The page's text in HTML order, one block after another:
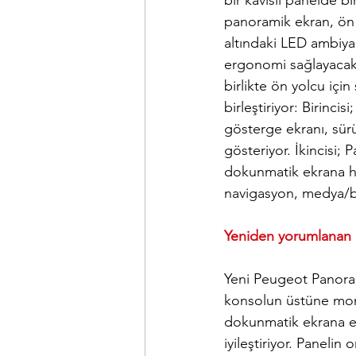
panoramik ekran,
altındaki LED
ergonomi
birlikte ön yolcu için
birleştiriyor:
gösterge ekranı,
gösteriyor. İkincisi;
dokunmatik ekrana
navigasyon, medya/
Yeniden
Yeni Peugeot
konsolun üstüne
dokunmatik ekrana
iyileştiriyor. Panelin